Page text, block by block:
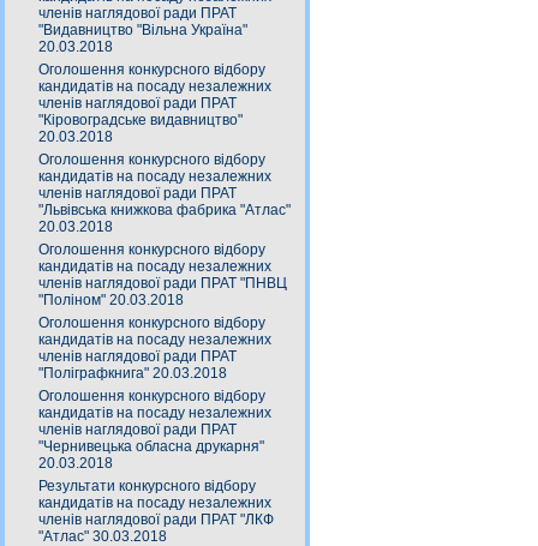
членів наглядової ради ПРАТ
"Видавництво "Вільна Україна"
20.03.2018
Оголошення конкурсного відбору
кандидатів на посаду незалежних
членів наглядової ради ПРАТ
"Кіровоградське видавництво"
20.03.2018
Оголошення конкурсного відбору
кандидатів на посаду незалежних
членів наглядової ради ПРАТ
"Львівська книжкова фабрика "Атлас"
20.03.2018
Оголошення конкурсного відбору
кандидатів на посаду незалежних
членів наглядової ради ПРАТ "ПНВЦ
"Поліном" 20.03.2018
Оголошення конкурсного відбору
кандидатів на посаду незалежних
членів наглядової ради ПРАТ
"Поліграфкнига" 20.03.2018
Оголошення конкурсного відбору
кандидатів на посаду незалежних
членів наглядової ради ПРАТ
"Чернивецька обласна друкарня"
20.03.2018
Результати конкурсного відбору
кандидатів на посаду незалежних
членів наглядової ради ПРАТ "ЛКФ
"Атлас" 30.03.2018